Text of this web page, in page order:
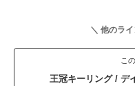
＼ 他のラ
こ
王冠キーリング / デ